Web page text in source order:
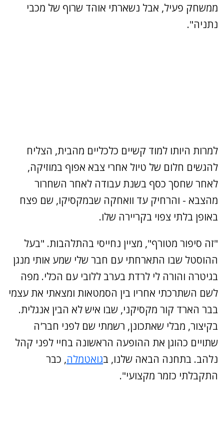
ממשחק פעיל, אבל נשארתי אוהד שרוף של מכבי
נתניה".
למרות היותו למוד קשיים כלכליים מהבית, הצליח
להגשים חלום של טיול אחרי צבא אפוף במוזיקה,
לאחר שחסך כסף בשנת עבודה לאחר השחרור
מהצבא - והרחיק עד וואחקה שבמקסיקו, שם פצח
באופן בלתי צפוי בקריירה שלו.
"זה סיפור מטורף", מציין נחייסי בהתלהבות. "בעל
ההוסטל שבו התארחתי עם חבר שלי שמע אותי מנגן
בגיטרה והורה לי לרדת בערב ללובי עם הכלי. מפה
לשם השתרכתי אחריו בין הסמטאות ומצאתי את עצמי
בבר הארד קור מקסיקני, שבו איש לא הבין אנגלית.
בקיצור, מבלי שאתכונן, רשמתי שם לפני חבר'ה
שתויים כהוגן את ההופעה הראשונה בחיי לפני קהל
נלהב. בתחנה הבאה שלנו, בגואטמלה, כבר
התקבלתי כזמר מקצועי".